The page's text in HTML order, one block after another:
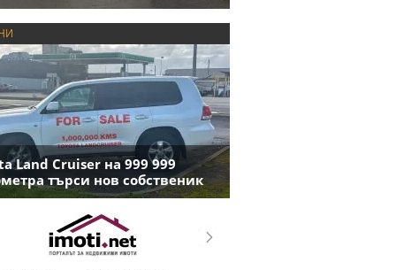
Land Cruiser на 999 999
търси нов собственик